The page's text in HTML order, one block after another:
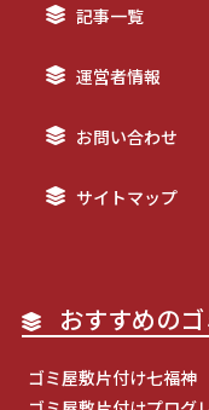
記事一覧
運営者情報
お問い合わせ
サイトマップ
おすすめの
ゴミ屋敷片付け七福神